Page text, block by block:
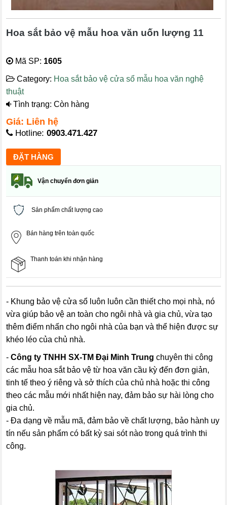
Hoa sắt bảo vệ mẫu hoa văn uốn lượng 11
Mã SP: 1605
Category: Hoa sắt bảo vệ cửa sổ mẫu hoa văn nghệ
thuật
Tình trạng: Còn hàng
Giá: Liên hệ
Hotline:0903.471.427
Vận chuyển đơn giản
Sản phẩm chất lượng cao
Bán hàng trên toàn quốc
Thanh toán khi nhận hàng
- Khung bảo vệ cửa sổ luôn luôn cần thiết cho mọi nhà, nó
vừa giúp bảo vệ an toàn cho ngôi nhà và gia chủ, vừa tạo
thêm điểm nhấn cho ngôi nhà của bạn và thể hiện được sự
khéo léo của chủ nhà.
-Công ty TNHH SX-TM Đại Minh Trungchuyên thi công
các mẫu hoa sắt bảo vệ từ hoa văn cầu kỳ đến đơn giản,
tinh tế theo ý riêng và sở thích của chủ nhà hoặc thi công
theo các mẫu mới nhất hiện nay, đảm bảo sự hài lòng cho
gia chủ.
- Đa dạng về mẫu mã, đảm bảo về chất lượng, bảo hành uy
tín nếu sản phẩm có bất kỳ sai sót nào trong quá trình thi
công.